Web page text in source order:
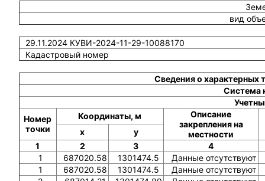
вид
29.11.2024 КУВИ-2024-11-29-10088170
Кадастровый номер
Сведения о характерных
Система
Номер
точки
Координаты, м
Описание
закрепления на
местности
x
y
1
2 3
4
1
687020.58 1301474.5
Данные отсутствуют
1
687020.58 1301474.5
Данные отсутствуют